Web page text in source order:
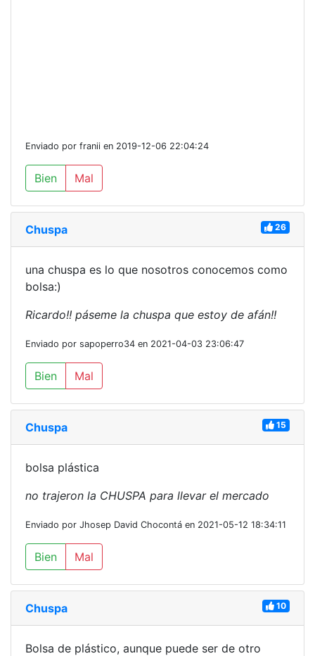
Enviado por franii en 2019-12-06 22:04:24
Bien Mal
Chuspa 26
una chuspa es lo que nosotros conocemos como
bolsa:)
Ricardo!! páseme la chuspa que estoy de afán!!
Enviado por sapoperro34 en 2021-04-03 23:06:47
Bien Mal
Chuspa 15
bolsa plástica
no trajeron la CHUSPA para llevar el mercado
Enviado por Jhosep David Chocontá en 2021-05-12 18:34:11
Bien Mal
Chuspa 10
Bolsa de plástico, aunque puede ser de otro